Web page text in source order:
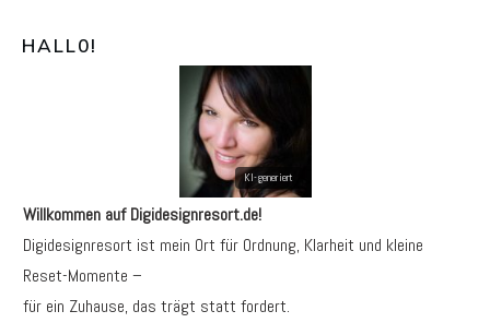
HALL0!
Willkommen auf Digidesignresort.de!
Digidesignresort ist mein Ort für Ordnung, Klarheit und kleine
Reset-Momente –
für ein Zuhause, das trägt statt fordert.